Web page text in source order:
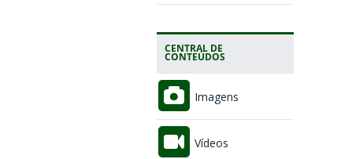
CENTRAL DE
CONTEÚDOS
Imagens
Vídeos